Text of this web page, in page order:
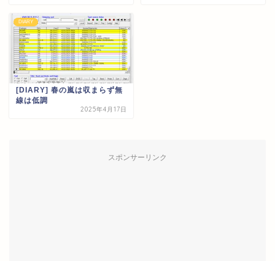
DIARY
[DIARY] 春の嵐は収まらず無
線は低調
2025年4月17日
スポンサーリンク